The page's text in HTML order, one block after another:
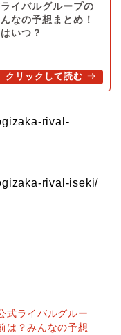
イバルグループの
なの予想まとめ！
いつ？
rival-
rival-iseki/
式ライバルグルー
は？みんなの予想